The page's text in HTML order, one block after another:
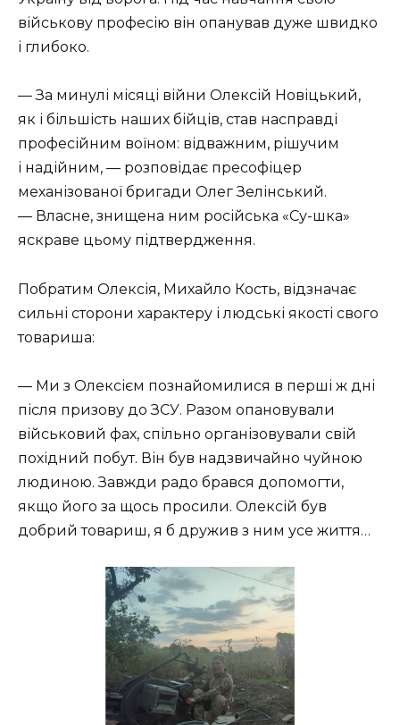
військову професію він опанував дуже швидко
і глибоко.
— За минулі місяці війни Олексій Новіцький,
як і більшість наших бійців, став насправді
професійним воїном: відважним, рішучим
і надійним, — розповідає пресофіцер
механізованої бригади Олег Зелінський.
— Власне, знищена ним російська «Су-шка»
яскраве цьому підтвердження.
Побратим Олексія, Михайло Кость, відзначає
сильні сторони характеру і людські якості свого
товариша:
— Ми з Олексієм познайомилися в перші ж дні
після призову до ЗСУ. Разом опановували
військовий фах, спільно організовували свій
похідний побут. Він був надзвичайно чуйною
людиною. Завжди радо брався допомогти,
якщо його за щось просили. Олексій був
добрий товариш, я б дружив з ним усе життя…